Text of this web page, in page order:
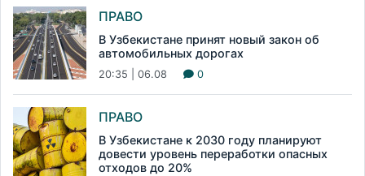
ПРАВО
В Узбекистане принят новый закон об
автомобильных дорогах
20:35 | 06.08 0
ПРАВО
В Узбекистане к 2030 году планируют
довести уровень переработки опасных
отходов до 20%